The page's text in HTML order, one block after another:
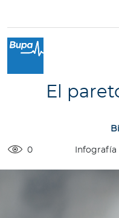
Oficina Móvil
El
0 Infografía